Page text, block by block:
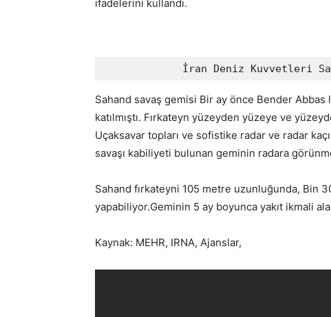
ifadelerini kullandı.
İran Deniz
Sahand savaş gemisi Bir ay önce Bender
katılmıştı. Fırkateyn yüzeyden yüzeye ve
Uçaksavar topları ve sofistike radar ve radar
savaşı kabiliyeti bulunan geminin radara
Sahand fırkateyni 105 metre uzunluğunda, Bin
yapabiliyor.Geminin 5 ay boyunca yakıt ikmali
Kaynak: MEHR, IRNA, Ajanslar,